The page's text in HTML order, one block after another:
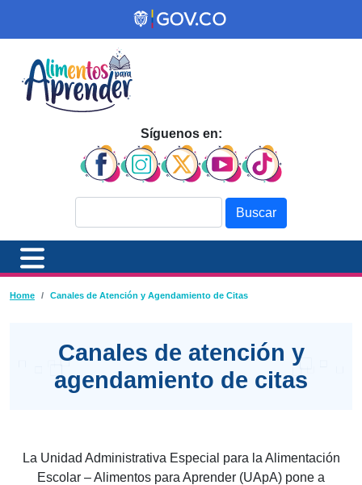
Pasar al contenido principal
Síguenos en:
Ruta de navegación
Home Canales de Atención y Agendamiento de Citas
Canales de atención y
agendamiento de citas
La Unidad Administrativa Especial para la Alimentación
Escolar – Alimentos para Aprender (UApA) pone a